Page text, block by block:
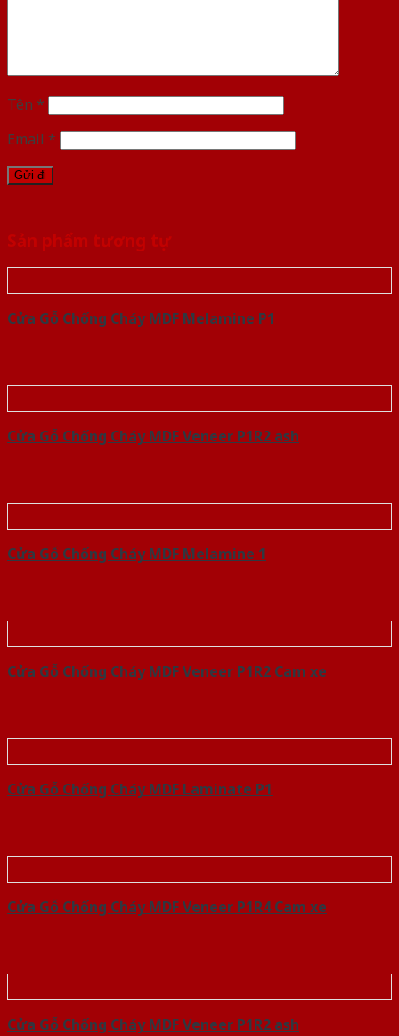
Tên *
Email *
Sản phẩm tương tự
Cửa Gỗ Chống Cháy MDF Melamine P1
Cửa Gỗ Chống Cháy MDF Veneer P1R2 ash
Cửa Gỗ Chống Cháy MDF Melamine 1
Cửa Gỗ Chống Cháy MDF Veneer P1R2 Cam xe
Cửa Gỗ Chống Cháy MDF Laminate P1
Cửa Gỗ Chống Cháy MDF Veneer P1R4 Cam xe
Cửa Gỗ Chống Cháy MDF Veneer P1R2 ash